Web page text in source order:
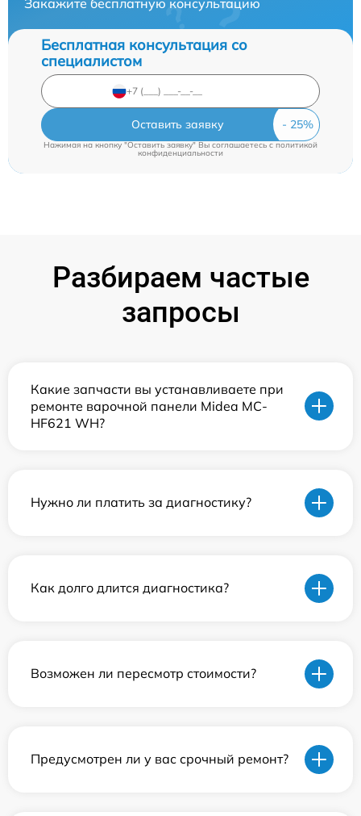
Бесплатная консультация со
специалистом
Оставить заявку
Нажимая на кнопку "Оставить заявку" Вы соглашаетесь cполитикой
конфиденциальности
Разбираем частые
запросы
Какие запчасти вы устанавливаете при
ремонте варочной панели Midea MC-
HF621 WH?
Нужно ли платить за диагностику?
Как долго длится диагностика?
Возможен ли пересмотр стоимости?
Предусмотрен ли у вас срочный ремонт?